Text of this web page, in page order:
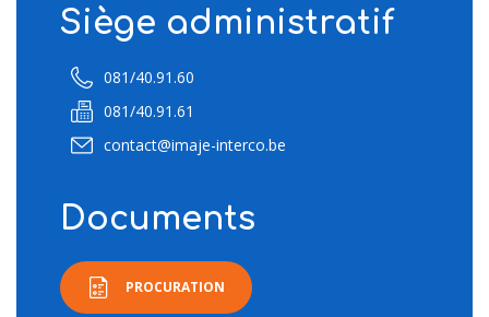
Siège administratif
081/40.91.60
081/40.91.61
contact@imaje-interco.be
Documents
PROCURATION